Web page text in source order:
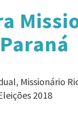
Missionário
2018